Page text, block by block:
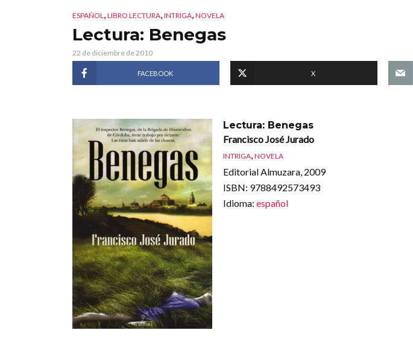
ESPAÑOL, LIBRO LECTURA, INTRIGA, NOVELA
Lectura: Benegas
22 de diciembre de 2010
FACEBOOK X
Lectura: Benegas
Francisco José Jurado
INTRIGA, NOVELA
Editorial Almuzara, 2009
ISBN: 9788492573493
Idioma: español